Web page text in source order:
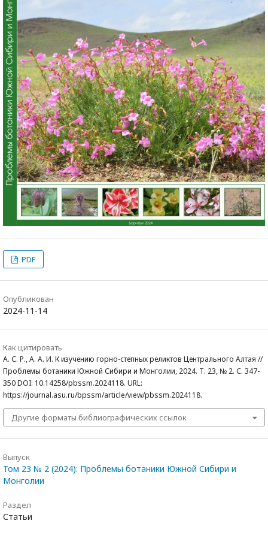
PDF
Опубликован
2024-11-14
Как цитировать
А. С. Р., А. А. И. К изучению горно-степных реликтов Центрального Алтая //
Проблемы ботаники Южной Сибири и Монголии, 2024. Т. 23, № 2. С. 347-
350 DOI: 10.14258/pbssm.2024118. URL:
https://journal.asu.ru/bpssm/article/view/pbssm.2024118.
Другие форматы библиографических ссылок
Выпуск
Том 23 № 2 (2024): Проблемы ботаники Южной Сибири и
Монголии
Раздел
Статьи